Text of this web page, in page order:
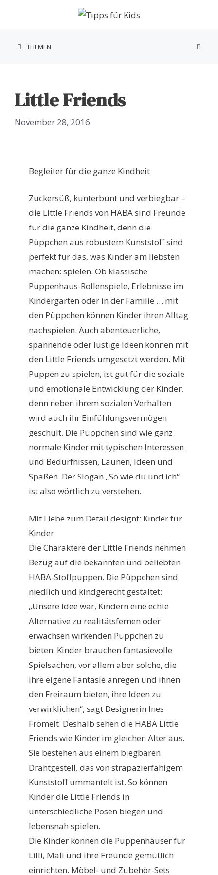
THEMEN
Little Friends
November 28, 2016
Begleiter für die ganze Kindheit
Zuckersüß, kunterbunt und verbiegbar –
die Little Friends von HABA sind Freunde
für die ganze Kindheit, denn die
Püppchen aus robustem Kunststoff sind
perfekt für das, was Kinder am liebsten
machen: spielen. Ob klassische
Puppenhaus-Rollenspiele, Erlebnisse im
Kindergarten oder in der Familie … mit
den Püppchen können Kinder ihren Alltag
nachspielen. Auch abenteuerliche,
spannende oder lustige Ideen können mit
den Little Friends umgesetzt werden. Mit
Puppen zu spielen, ist gut für die soziale
und emotionale Entwicklung der Kinder,
denn neben ihrem sozialen Verhalten
wird auch ihr Einfühlungsvermögen
geschult. Die Püppchen sind wie ganz
normale Kinder mit typischen Interessen
und Bedürfnissen, Launen, Ideen und
Späßen. Der Slogan „So wie du und ich“
ist also wörtlich zu verstehen.
Mit Liebe zum Detail designt: Kinder für
Kinder
Die Charaktere der Little Friends nehmen
Bezug auf die bekannten und beliebten
HABA-Stoffpuppen. Die Püppchen sind
niedlich und kindgerecht gestaltet:
„Unsere Idee war, Kindern eine echte
Alternative zu realitätsfernen oder
erwachsen wirkenden Püppchen zu
bieten. Kinder brauchen fantasievolle
Spielsachen, vor allem aber solche, die
ihre eigene Fantasie anregen und ihnen
den Freiraum bieten, ihre Ideen zu
verwirklichen“, sagt Designerin Ines
Frömelt. Deshalb sehen die HABA Little
Friends wie Kinder im gleichen Alter aus.
Sie bestehen aus einem biegbaren
Drahtgestell, das von strapazierfähigem
Kunststoff ummantelt ist. So können
Kinder die Little Friends in
unterschiedliche Posen biegen und
lebensnah spielen.
Die Kinder können die Puppenhäuser für
Lilli, Mali und ihre Freunde gemütlich
einrichten. Möbel- und Zubehör-Sets